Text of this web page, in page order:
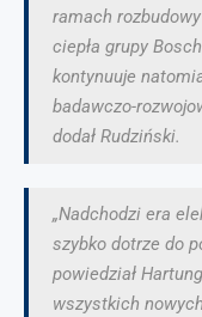
ramach
ciepła grupy
kontynuuje
badawczo-
dodał Rudziński.
„Nadchodzi era
szybko dotrze do
powiedział
wszystkich